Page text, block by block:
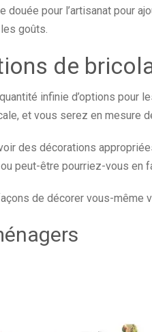
douée pour l’artisanat pour
goûts.
de
infinie d’options pour
et vous serez en mesure
des décorations
peut-être pourriez-vous en
de décorer vous-même